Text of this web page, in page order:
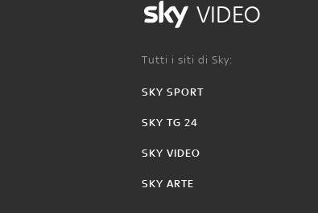
VIDEO
Tutti i siti di Sky:
SKY SPORT
SKY TG 24
SKY VIDEO
SKY ARTE